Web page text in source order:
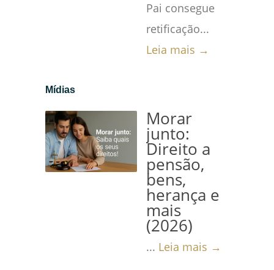
Pai consegue
retificação...
Leia mais →
Mídias
Morar
junto:
Direito a
pensão,
bens,
herança e
mais
(2026)
... Leia mais →